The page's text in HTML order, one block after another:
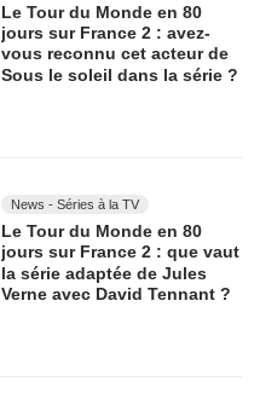
Le Tour du Monde en 80
jours sur France 2 : avez-
vous reconnu cet acteur de
Sous le soleil dans la série ?
News - Séries à la TV
Le Tour du Monde en 80
jours sur France 2 : que vaut
la série adaptée de Jules
Verne avec David Tennant ?